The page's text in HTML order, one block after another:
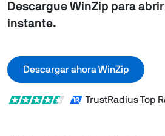
Descargue WinZip para
instante.
Descargar ahora WinZip
TrustRadius Top